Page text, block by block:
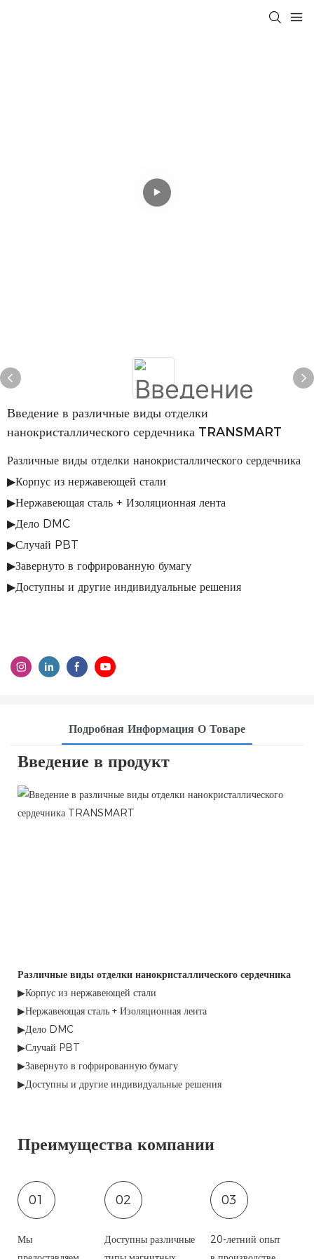
Введение в различные виды отделки
нанокристаллического сердечника TRANSMART
Различные виды отделки нанокристаллического сердечника
▶Корпус из нержавеющей стали
▶Нержавеющая сталь + Изоляционная лента
▶Дело DMC
▶Случай PBT
▶Завернуто в гофрированную бумагу
▶Доступны и другие индивидуальные решения
Подробная Информация О Товаре
Введение в продукт
Различные виды отделки нанокристаллического сердечника
▶Корпус из нержавеющей стали
▶Нержавеющая сталь + Изоляционная лента
▶Дело DMC
▶Случай PBT
▶Завернуто в гофрированную бумагу
▶Доступны и другие индивидуальные решения
Преимущества компании
01
Мы
02
Доступны различные
03
20-летний опыт